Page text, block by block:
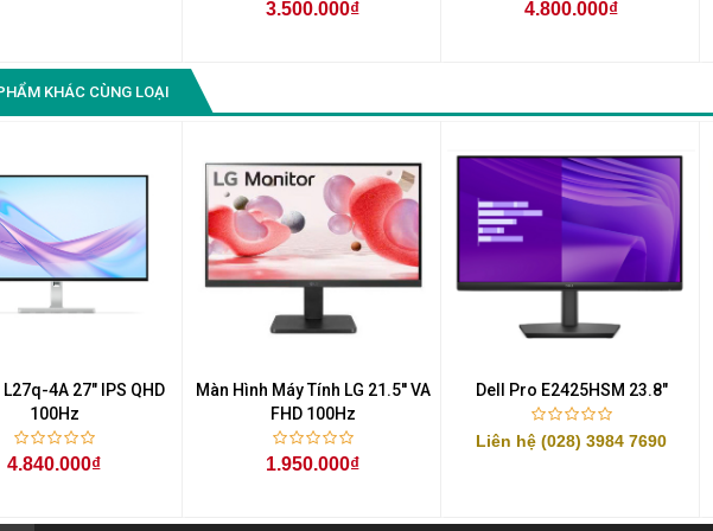
3.500.000₫ 4.800.000₫
KHÁC CÙNG LOẠI
4A 27" IPS QHD
100Hz
4.840.000₫
Màn Hình Máy Tính LG 21.5'' VA
FHD 100Hz
1.950.000₫
Dell Pro E2425HSM 23.8"
Liên hệ (028) 3984 7690